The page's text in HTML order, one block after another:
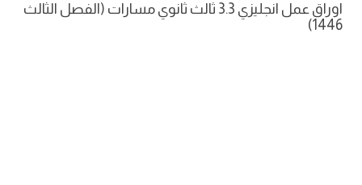
اوراق عمل انجليزي 3.3 ثالث ثانوي مسارات (الفصل الثالث
1446)